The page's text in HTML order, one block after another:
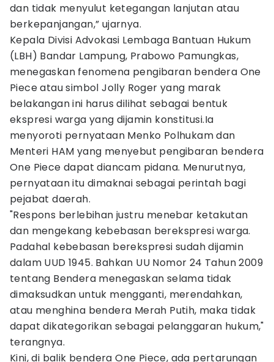
dan tidak menyulut ketegangan lanjutan atau
berkepanjangan,” ujarnya.
Kepala Divisi Advokasi Lembaga Bantuan Hukum
(LBH) Bandar Lampung, Prabowo Pamungkas,
menegaskan fenomena pengibaran bendera One
Piece atau simbol Jolly Roger yang marak
belakangan ini harus dilihat sebagai bentuk
ekspresi warga yang dijamin konstitusi.Ia
menyoroti pernyataan Menko Polhukam dan
Menteri HAM yang menyebut pengibaran bendera
One Piece dapat diancam pidana. Menurutnya,
pernyataan itu dimaknai sebagai perintah bagi
pejabat daerah.
"Respons berlebihan justru menebar ketakutan
dan mengekang kebebasan berekspresi warga.
Padahal kebebasan berekspresi sudah dijamin
dalam UUD 1945. Bahkan UU Nomor 24 Tahun 2009
tentang Bendera menegaskan selama tidak
dimaksudkan untuk mengganti, merendahkan,
atau menghina bendera Merah Putih, maka tidak
dapat dikategorikan sebagai pelanggaran hukum,"
terangnya.
Kini, di balik bendera One Piece, ada pertarungan